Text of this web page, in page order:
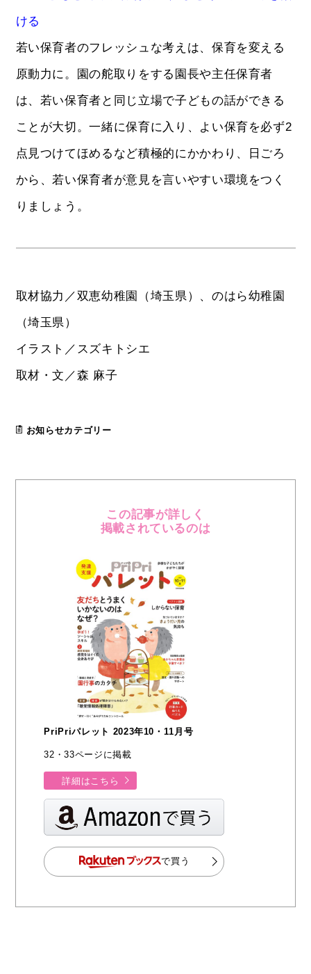
ける
若い保育者のフレッシュな考えは、保育を変える
原動力に。園の舵取りをする園長や主任保育者
は、若い保育者と同じ立場で子どもの話ができる
ことが大切。一緒に保育に入り、よい保育を必ず2
点見つけてほめるなど積極的にかかわり、日ごろ
から、若い保育者が意見を言いやすい環境をつく
りましょう。
取材協力／双恵幼稚園（埼玉県）、のはら幼稚園
（埼玉県）
イラスト／スズキトシエ
取材・文／森 麻子
お知らせカテゴリー
この記事が詳しく
掲載されているのは
PriPriパレット 2023年10・11月号
32・33ページに掲載
詳細はこちら
で買う